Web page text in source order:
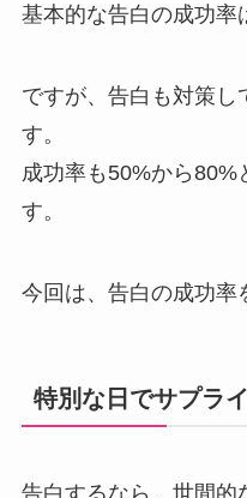
基本的な告白の成功率
ですが、告白も対策し
す。
成功率も50%から80%
す。
今回は、告白の成功率
特別な日でサプラ
告白するなら、世間的